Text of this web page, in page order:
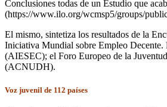
Conclusiones todas de un Estudio que
(https://www.ilo.org/wcmsp5/groups/
El mismo, sintetiza los resultados de la
Iniciativa Mundial sobre Empleo Decente.
(AIESEC); el Foro Europeo de la
(ACNUDH).
Voz juvenil de 112 países